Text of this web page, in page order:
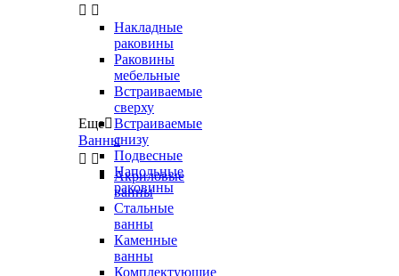
 
Накладные
раковины
Раковины
мебельные
Встраиваемые
сверху
Встраиваемые
снизу
Подвесные
Напольные
раковины
Еще
Ванны
 
Акриловые
ванны
Стальные
ванны
Каменные
ванны
Комплектующие